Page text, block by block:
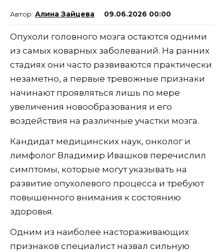
Алина Зайцева 09.06.2026 00:00
Опухоли головного мозга остаются одними
из самых коварных заболеваний. На ранних
стадиях они часто развиваются практически
незаметно, а первые тревожные признаки
начинают проявляться лишь по мере
увеличения новообразования и его
воздействия на различные участки мозга.
Кандидат медицинских наук, онколог и
лимфолог Владимир Ивашков перечислил
симптомы, которые могут указывать на
развитие опухолевого процесса и требуют
повышенного внимания к состоянию
здоровья.
Одним из наиболее настораживающих
признаков специалист назвал сильную